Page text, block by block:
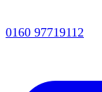
0160 97719112